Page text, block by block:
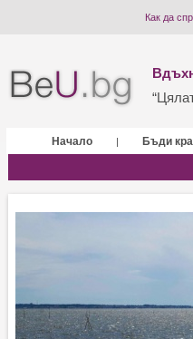
Как да
Начало | Бъди